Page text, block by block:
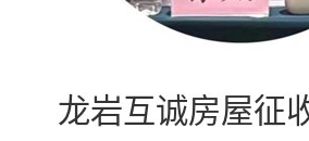
龙岩互诚房屋征